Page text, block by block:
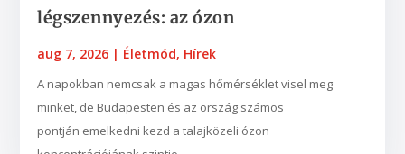
légszennyezés: az ózon
aug 7, 2026 | Életmód, Hírek
A napokban nemcsak a magas hőmérséklet visel meg
minket, de Budapesten és az ország számos
pontján emelkedni kezd a talajközeli ózon